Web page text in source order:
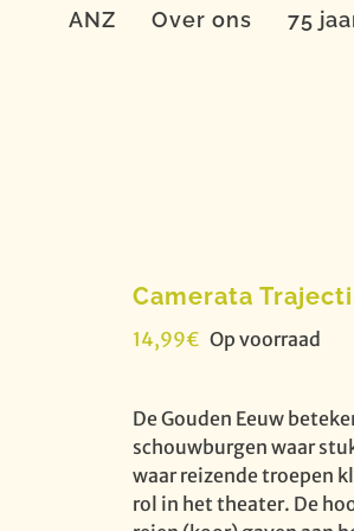
ANZ Over ons 75
Camerata
14,99€ Op voorraad
De Gouden Eeuw
schouwburgen waar
waar reizende troepen
rol in het theater. De